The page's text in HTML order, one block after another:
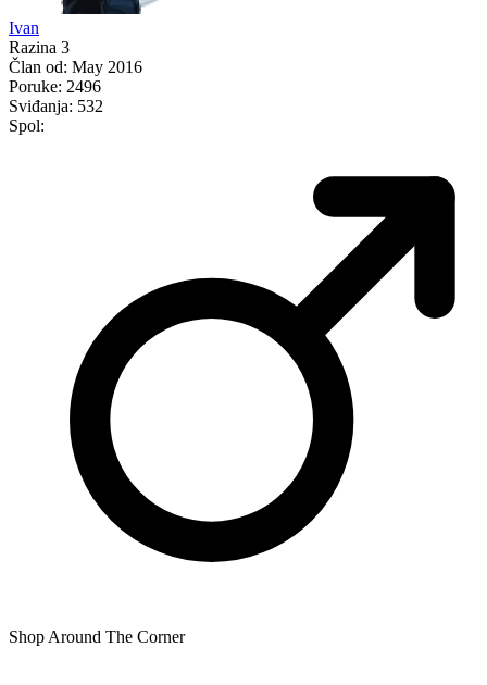
Ivan
Razina 3
Član od: May 2016
Poruke: 2496
Sviđanja: 532
Spol:
Shop Around The Corner